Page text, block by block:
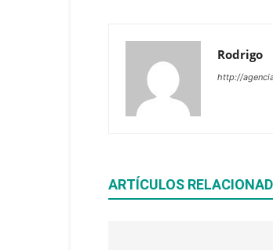
Rodrigo
http://
ARTÍCULOS